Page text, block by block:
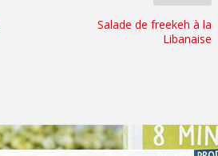
Salade de freekeh à la
Libanaise